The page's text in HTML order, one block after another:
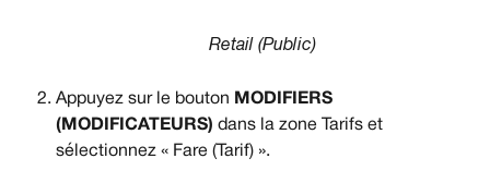
Retail (Public)
Appuyez sur le bouton MODIFIERS
(MODIFICATEURS) dans la zone Tarifs et
sélectionnez « Fare (Tarif) ».